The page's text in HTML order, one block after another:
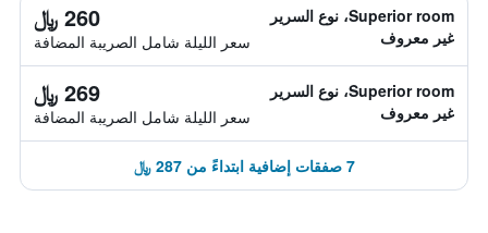
Superior room، نوع السرير
غير معروف
260 ﷼
سعر الليلة شامل الصريبة المضافة
Superior room، نوع السرير
غير معروف
269 ﷼
سعر الليلة شامل الصريبة المضافة
7 صفقات إضافية ابتداءً من 287 ﷼